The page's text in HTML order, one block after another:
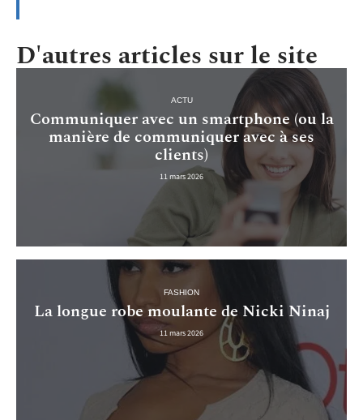
D'autres articles sur le site
ACTU
Communiquer avec un smartphone (ou la
manière de communiquer avec à ses
clients)
11 mars 2026
FASHION
La longue robe moulante de Nicki Ninaj
11 mars 2026